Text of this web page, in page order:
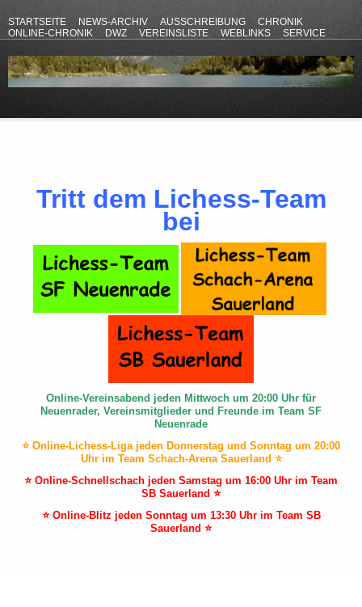
STARTSEITE NEWS-ARCHIV AUSSCHREIBUNG
CHRONIK
ONLINE-CHRONIK
DWZ VEREINSLISTE WEBLINKS
SERVICE
Tritt dem Lichess-Team
bei
Online-Vereinsabend jeden Mittwoch um 20:00 Uhr für
Neuenrader, Vereinsmitglieder und Freunde im Team SF
Neuenrade
⭐ Online-Lichess-Liga jeden Donnerstag und Sonntag um 20:00
Uhr im Team Schach-Arena Sauerland ⭐
⭐ Online-Schnellschach jeden Samstag um 16:00 Uhr im Team
SB Sauerland ⭐
⭐ Online-Blitz jeden Sonntag um 13:30 Uhr im Team SB
Sauerland ⭐